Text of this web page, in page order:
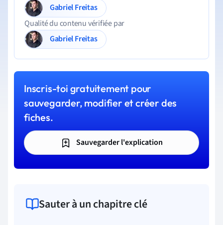
Gabriel Freitas
Qualité du contenu vérifiée par
Gabriel Freitas
Inscris-toi gratuitement pour
sauvegarder, modifier et créer des
fiches.
Sauvegarder l'explication
Sauter à un chapitre clé